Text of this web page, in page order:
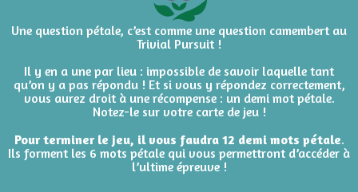
Une question pétale, c’est comme une question camembert au
Trivial Pursuit !
Il y en a une par lieu : impossible de savoir laquelle tant
qu’on y a pas répondu ! Et si vous y répondez correctement,
vous aurez droit à une récompense : un demi mot pétale.
Notez-le sur votre carte de jeu !
Pour terminer le jeu, il vous faudra 12 demi mots pétale.
Ils forment les 6 mots pétale qui vous permettront d’accéder à
l’ultime épreuve !